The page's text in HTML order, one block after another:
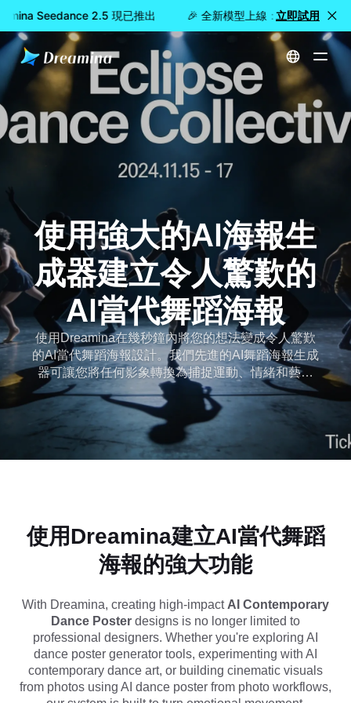
Seedance 2.5 現已推出 🎉 全新模型上線：Dreamina
立即試用
首頁 AI當代舞蹈海報生成器-建立電影和情感舞蹈藝術
使用強大的AI海報生
成器建立令人驚歎的
AI當代舞蹈海報
使用Dreamina在幾秒鐘內將您的想法變成令人驚歎
的AI當代舞蹈海報設計。我們先進的AI舞蹈海報生成
器可讓您將任何影象轉換為捕捉運動、情緒和藝術
表達的電影情感視覺效果。無論您是在探索AI當代
舞蹈藝術、設計電影舞蹈海報AI風格，還是使用照
片工作流程中的AI舞蹈海報，Dreamina都可以幫助
您輕鬆建立高影響力的AI舞蹈藝術品。只需應用專
業製作的人工智慧當代舞蹈海報提示，即可生成適
使用Dreamina建立AI當代舞蹈
海報的強大功能
With Dreamina, creating high-impact AI Contemporary
Dance Poster designs is no longer limited to
professional designers. Whether you're exploring AI
dance poster generator tools, experimenting with AI
contemporary dance art, or building cinematic visuals
from photos using AI dance poster from photo workflows,